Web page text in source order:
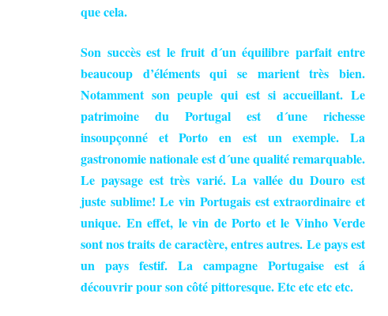
que cela.
Son succès est le fruit d´un équilibre parfait entre
beaucoup d’éléments qui se marient très bien.
Notamment son peuple qui est si accueillant. Le
patrimoine du Portugal est d´une richesse
insoupçonné et Porto en est un exemple. La
gastronomie nationale est d´une qualité remarquable.
Le paysage est très varié. La vallée du Douro est
juste sublime! Le vin Portugais est extraordinaire et
unique. En effet, le vin de Porto et le Vinho Verde
sont nos traits de caractère, entres autres. Le pays est
un pays festif. La campagne Portugaise est á
découvrir pour son côté pittoresque. Etc etc etc etc.